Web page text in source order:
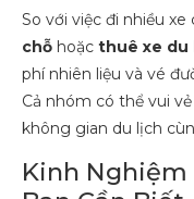
So với việc đi nhiều xe
chỗ hoặc thuê xe du
phí nhiên liệu và vé
Cả nhóm có thể vui
không gian du lịch
Kinh Nghiệm